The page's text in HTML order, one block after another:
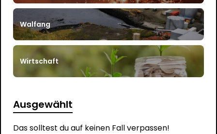
Walfang
Wirtschaft
Ausgewählt
Das solltest du auf keinen Fall verpassen!